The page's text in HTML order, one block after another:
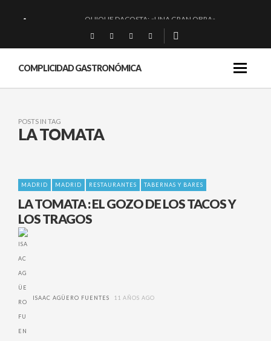
QUIQUE DACOSTA: «UNA GRAN OBRA»
EL BARUCO DE ANERO: MUCHO MÁS QUE UN BAR.
MONTIA: ESENCIAL Y BRILLANTE.
COMPLICIDAD GASTRONÓMICA
POSTS IN TAG
LA TOMATA
MADRID MADRID RESTAURANTES TABERNAS Y BARES
LA TOMATA : EL GOZO DE LOS TACOS Y
LOS TRAGOS
ISAAC AGÜERO FUENTES 11 AÑOS AGO